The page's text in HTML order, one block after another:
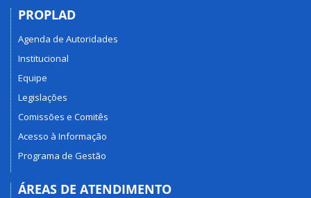
PROPLAD
Agenda de Autoridades
Institucional
Equipe
Legislações
Comissões e Comitês
Acesso à Informação
Programa de Gestão
ÁREAS DE ATENDIMENTO